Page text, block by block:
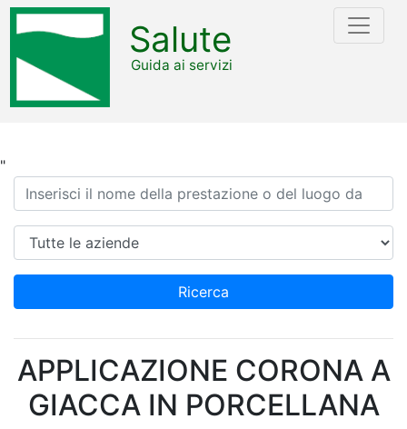
"
Salute
Guida ai servizi
Ricerca
Azienda
Ricerca
APPLICAZIONE CORONA A
GIACCA IN PORCELLANA